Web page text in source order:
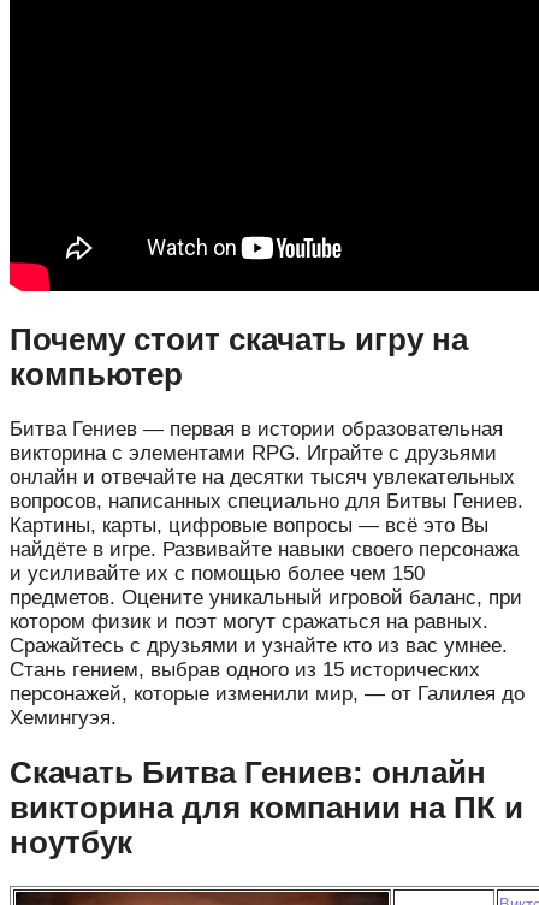
Почему стоит скачать игру на
компьютер
Битва Гениев — первая в истории образовательная
викторина с элементами RPG. Играйте с друзьями
онлайн и отвечайте на десятки тысяч увлекательных
вопросов, написанных специально для Битвы Гениев.
Картины, карты, цифровые вопросы — всё это Вы
найдёте в игре. Развивайте навыки своего персонажа
и усиливайте их с помощью более чем 150
предметов. Оцените уникальный игровой баланс, при
котором физик и поэт могут сражаться на равных.
Сражайтесь с друзьями и узнайте кто из вас умнее.
Стань гением, выбрав одного из 15 исторических
персонажей, которые изменили мир, — от Галилея до
Хемингуэя.
Скачать Битва Гениев: онлайн
викторина для компании на ПК и
ноутбук